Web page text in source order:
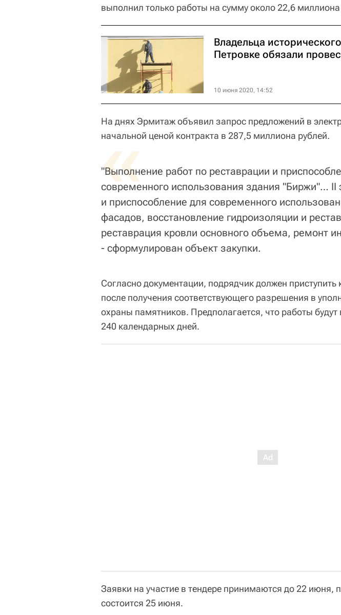
выполнил только работы на сумму около 22,6 миллиона
Владельца
Петровке обязали
10 июня 2020, 14:52
На днях Эрмитаж объявил запрос предложений в
начальной ценой контракта в 287,5 миллиона рублей.
«
"Выполнение работ по реставрации и
современного использования здания "Биржи"… II
и приспособление для современного
фасадов, восстановление гидроизоляции и
реставрация кровли основного объема, ремонт
- сформулирован объект закупки.
Согласно документации, подрядчик должен приступить
после получения соответствующего разрешения в
охраны памятников. Предполагается, что работы
240 календарных дней.
Заявки на участие в тендере принимаются до 22 июня,
состоится 25 июня.